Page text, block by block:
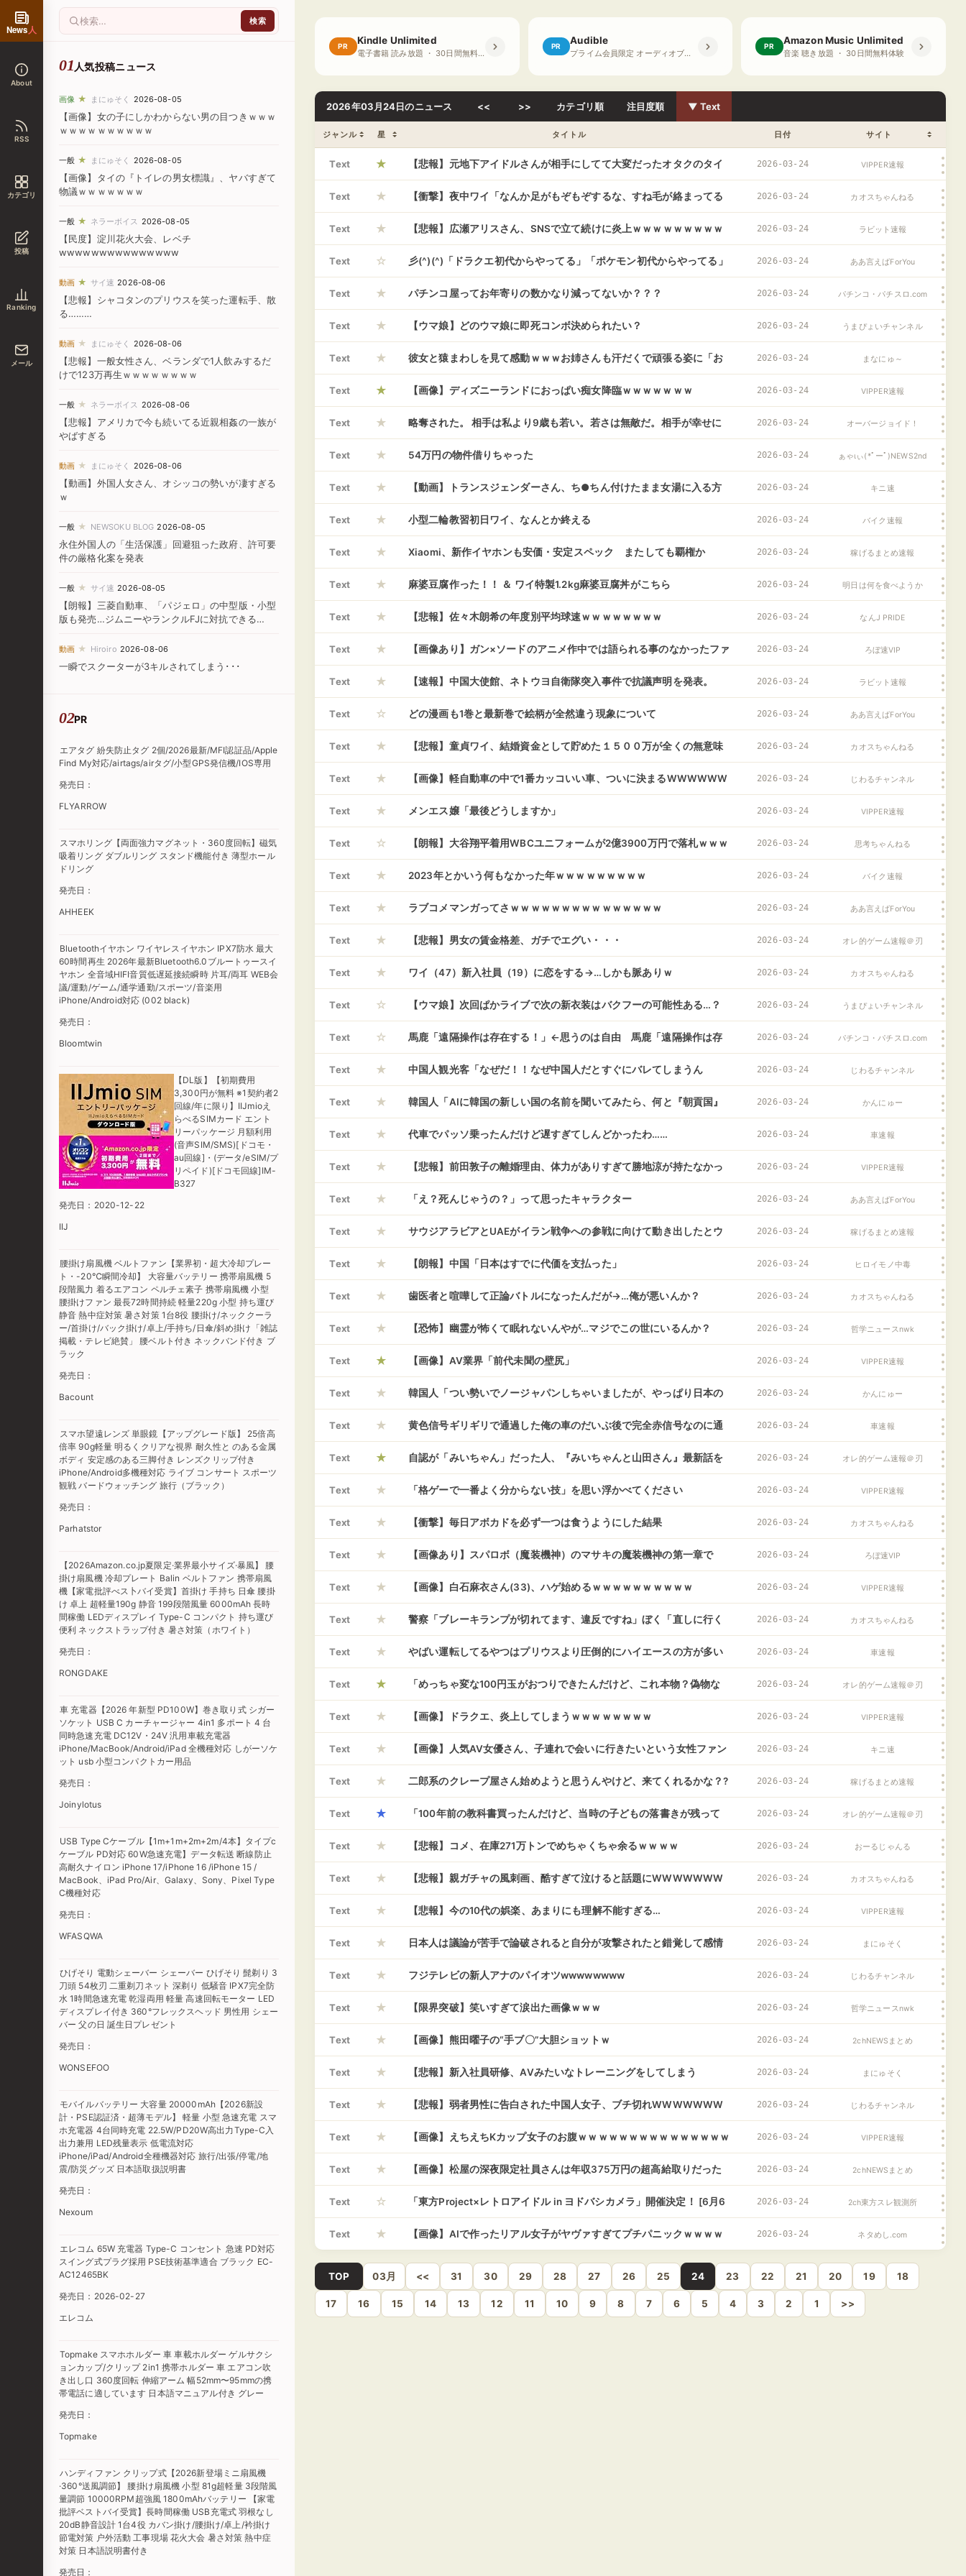
News人
About
RSS
カテゴリ
投稿
Ranking
メール
人気投稿ニュース
画像 ★ まにゅそく 2026-08-05
【画像】女の子にしかわからない男の目つきｗｗｗ
ｗｗｗｗｗｗｗｗｗｗ
一般 ★ まにゅそく 2026-08-05
【画像】タイの『トイレの男女標識』、ヤバすぎて
物議ｗｗｗｗｗｗｗ
一般 ★ ネラーボイス 2026-08-05
【民度】淀川花火大会、レベチ
wwwwwwwwwwwwwww
動画 ★ サイ速 2026-08-06
【悲報】シャコタンのプリウスを笑った運転手、散
る………
動画 ★ まにゅそく 2026-08-06
【悲報】一般女性さん、ベランダで1人飲みするだ
けで123万再生ｗｗｗｗｗｗｗｗ
一般 ★ ネラーボイス 2026-08-06
【悲報】アメリカで今も続いてる近親相姦の一族が
やばすぎる
動画 ★ まにゅそく 2026-08-06
【動画】外国人女さん、オシッコの勢いが凄すぎる
ｗ
一般 ★ NEWSOKU BLOG 2026-08-05
永住外国人の「生活保護」回避狙った政府、許可要
件の厳格化案を発表
一般 ★ サイ速 2026-08-05
【朗報】三菱自動車、「パジェロ」の中型版・小型
版も発売…ジムニーやランクルFJに対抗できる
動画 ★ Hiroiro 2026-08-06
一瞬でスクーターが3キルされてしまう･･･
PR
エアタグ 紛失防止タグ 2個/2026最新/MFI認証品/Apple
Find My対応/airtags/airタグ/小型GPS発信機/IOS専用
発売日：
FLYARROW
スマホリング【両面強力マグネット・360度回転】磁気
吸着リング ダブルリング スタンド機能付き 薄型ホール
ドリング
発売日：
AHHEEK
Bluetoothイヤホン ワイヤレスイヤホン IPX7防水 最大
60時間再生 2026年最新Bluetooth6.0ブルートゥースイ
ヤホン 全音域HIFI音質低遅延接続瞬時 片耳/両耳 WEB会
議/運動/ゲーム/通学通勤/スポーツ/音楽用
iPhone/Android対応 (002 black)
発売日：
Bloomtwin
【DL版】【初期費用
3,300円が無料 ※1契約者2
回線/年に限り】IIJmioえ
らべるSIMカード エント
リーパッケージ 月額利用
(音声SIM/SMS)[ドコモ・
au回線]・(データ/eSIM/プ
リペイド)[ドコモ回線]IM-
B327
発売日：2020-12-22
IIJ
腰掛け扇風機 ベルトファン【業界初・超大冷却プレー
ト・-20℃瞬間冷却】 大容量バッテリー 携帯扇風機 5
段階風力 着るエアコン ペルチェ素子 携帯扇風機 小型
腰掛けファン 最長72時間持続 軽量220g 小型 持ち運び
静音 熱中症対策 暑さ対策 1台8役 腰掛け/ネッククーラ
ー/首掛け/バック掛け/卓上/手持ち/日傘/斜め掛け「雑誌
掲載・テレビ絶賛」 腰ベルト付き ネックバンド付き ブ
ラック
発売日：
Bacount
スマホ望遠レンズ 単眼鏡【アップグレード版】 25倍高
倍率 90g軽量 明るくクリアな視界 耐久性と のある金属
ボディ 安定感のある三脚付き レンズクリップ付き
iPhone/Android多機種対応 ライブ コンサート スポーツ
観戦 バードウォッチング 旅行（ブラック）
発売日：
Parhatstor
【2026Amazon.co.jp夏限定·業界最小サイズ·暴風】 腰
掛け扇風機 冷却プレート Balin ベルトファン 携帯扇風
機【家電批評べス卜バイ受賞】首掛け 手持ち 日傘 腰掛
け 卓上 超軽量190g 静音 199段階風量 6000mAh 長時
間稼働 LEDディスプレイ Type-C コンパクト 持ち運び
便利 ネックストラップ付き 暑さ対策（ホワイト）
発売日：
RONGDAKE
車 充電器【2026 年新型 PD100W】巻き取り式 シガー
ソケット USB C カーチャージャー 4in1 多ポート 4 台
同時急速充電 DC12V・24V 汎用車載充電器
iPhone/MacBook/Android/iPad 全機種対応 しがーソケ
ット usb 小型コンパクトカー用品
発売日：
Joinylotus
USB Type Cケーブル【1m+1m+2m+2m/4本】タイプc
ケーブル PD対応 60W急速充電】データ転送 断線防止
高耐久ナイロン iPhone 17/iPhone 16 /iPhone 15 /
MacBook、iPad Pro/Air、Galaxy、Sony、Pixel Type
C機種対応
発売日：
WFASQWA
ひげそり 電動シェーバー シェーバー ひげそり 髭剃り 3
刀頭 54枚刃 二重剃刀ネット 深剃り 低騒音 IPX7完全防
水 1時間急速充電 乾湿両用 軽量 高速回転モーター LED
ディスプレイ付き 360°フレックスヘッド 男性用 シェー
バー 父の日 誕生日プレゼント
発売日：
WONSEFOO
モバイルバッテリー 大容量 20000mAh【2026新設
計・PSE認証済・超薄モデル】 軽量 小型 急速充電 スマ
ホ充電器 4台同時充電 22.5W/PD20W高出力Type-C入
出力兼用 LED残量表示 低電流対応
iPhone/iPad/Android全種機器対応 旅行/出張/停電/地
震/防災グッズ 日本語取扱説明書
発売日：
Nexoum
エレコム 65W 充電器 Type-C コンセント 急速 PD対応
スイング式プラグ採用 PSE技術基準適合 ブラック EC-
AC12465BK
発売日：2026-02-27
エレコム
Topmake スマホホルダー 車 車載ホルダー ゲルサクシ
ョンカップ/クリップ 2in1 携帯ホルダー 車 エアコン吹
き出し口 360度回転 伸縮アーム 幅52mm〜95mmの携
帯電話に適しています 日本語マニュアル付き グレー
発売日：
Topmake
ハンディファン クリップ式【2026新登場ミニ扇風機
·360°送風調節】 腰掛け扇風機 小型 81g超軽量 3段階風
量調節 10000RPM超強風 1800mAhバッテリー 【家電
批評ベストバイ受賞】長時間稼働 USB充電式 羽根なし
20dB静音設計 1台4役 カバン掛け/腰掛け/卓上/衿掛け
節電対策 户外活動 工事現場 花火大会 暑さ対策 熱中症
対策 日本語説明書付き
発売日：
PR Kindle Unlimited
電子書籍 読み放題 ・ 30日間無料体験
PR Audible
プライム会員限定 オーディオブック ・ 30日間無料体験
PR Amazon Music Unlimited
音楽 聴き放題 ・ 30日間無料体験
2026年03月24日のニュース << >> カテゴリ順 注目度順 ▼ Text
ジャンル 星 タイトル 日付 サイト
Text ★ 【悲報】元地下アイドルさんが相手にしてて大変だったオタクのタイ
プｗｗｗｗｗｗｗｗｗｗ
2026-03-24 VIPPER速報
Text ★ 【衝撃】夜中ワイ「なんか足がもぞもぞするな、すね毛が絡まってる
んか？」ﾌﾄﾝﾒｸﾘｰ→…
2026-03-24 カオスちゃんねる
Text ★ 【悲報】広瀬アリスさん、SNSで立て続けに炎上ｗｗｗｗｗｗｗｗｗ 2026-03-24 ラビット速報
Text ☆ 彡(^)(^)「ドラクエ初代からやってる」「ポケモン初代からやってる」
「モンハン初代からやってる」
2026-03-24 ああ言えばForYou
Text ★ パチンコ屋ってお年寄りの数かなり減ってないか？？？ 2026-03-24 パチンコ・パチスロ.com
Text ★ 【ウマ娘】どのウマ娘に即死コンボ決められたい？ 2026-03-24 うまぴょいチャンネル
Text ★ 彼女と猿まわしを見て感動ｗｗｗお姉さんも汗だくで頑張る姿に「お
気持ち（チップ）」を渡そうとした瞬間、彼女の財布から出てきた金
額に衝撃を受けた
2026-03-24 まなにゅ～
Text ★ 【画像】ディズニーランドにおっぱい痴女降臨ｗｗｗｗｗｗｗ 2026-03-24 VIPPER速報
Text ★ 略奪された。 相手は私より9歳も若い。若さは無敵だ。相手が幸せに
なってくれるならそれでいい、って思ってしまう自分は救いようの無
い馬鹿だよね……..
2026-03-24 オーバージョイド！
Text ★ 54万円の物件借りちゃった 2026-03-24 ぁゃιぃ(*ﾟーﾟ)NEWS2nd
Text ★ 【動画】トランスジェンダーさん、ち●ちん付けたまま女湯に入る方
法公開するｗｗｗｗｗｗｗ
2026-03-24 キニ速
Text ★ 小型二輪教習初日ワイ、なんとか終える 2026-03-24 バイク速報
Text ★ Xiaomi、新作イヤホンも安価・安定スペック またしても覇権か 2026-03-24 稼げるまとめ速報
Text ★ 麻婆豆腐作った！！ ＆ ワイ特製1.2kg麻婆豆腐丼がこちら 2026-03-24 明日は何を食べようか
Text ★ 【悲報】佐々木朗希の年度別平均球速ｗｗｗｗｗｗｗｗ 2026-03-24 なんJ PRIDE
Text ★ 【画像あり】ガン×ソードのアニメ作中では語られる事のなかったファ
サリナの過去や体質に関する♡♡♡過ぎる設定がこちら…
2026-03-24 ろぼ速VIP
Text ★ 【速報】中国大使館、ネトウヨ自衛隊突入事件で抗議声明を発表。 2026-03-24 ラビット速報
Text ☆ どの漫画も1巻と最新巻で絵柄が全然違う現象について 2026-03-24 ああ言えばForYou
Text ★ 【悲報】童貞ワイ、結婚資金として貯めた１５００万が全くの無意味
にｗｗｗｗｗｗ
2026-03-24 カオスちゃんねる
Text ★ 【画像】軽自動車の中で1番カッコいい車、ついに決まるWWWWWW
WWWWWWWW
2026-03-24 じわるチャンネル
Text ★ メンエス嬢「最後どうしますか」 2026-03-24 VIPPER速報
Text ☆ 【朗報】大谷翔平着用WBCユニフォームが2億3900万円で落札ｗｗｗ
ｗｗ
2026-03-24 思考ちゃんねる
Text ★ 2023年とかいう何もなかった年ｗｗｗｗｗｗｗｗｗ 2026-03-24 バイク速報
Text ★ ラブコメマンガってさｗｗｗｗｗｗｗｗｗｗｗｗｗｗｗ 2026-03-24 ああ言えばForYou
Text ★ 【悲報】男女の賃金格差、ガチでエグい・・・ 2026-03-24 オレ的ゲーム速報＠刃
Text ★ ワイ（47）新入社員（19）に恋をする→…しかも脈ありｗ 2026-03-24 カオスちゃんねる
Text ☆ 【ウマ娘】次回ぱかライブで次の新衣装はバクフーの可能性ある…？ 2026-03-24 うまぴょいチャンネル
Text ☆ 馬鹿「遠隔操作は存在する！」←思うのは自由 馬鹿「遠隔操作は存
在する！また負けた！おかしい！」←なんで打つの？？？
2026-03-24 パチンコ・パチスロ.com
Text ★ 中国人観光客「なぜだ！！なぜ中国人だとすぐにバレてしまうん
だ！！」
2026-03-24 じわるチャンネル
Text ★ 韓国人「AIに韓国の新しい国の名前を聞いてみたら、何と『朝貢国』
と答えたんです」
2026-03-24 かんにゅー
Text ★ 代車でパッソ乗ったんだけど遅すぎてしんどかったわ…… 2026-03-24 車速報
Text ★ 【悲報】前田敦子の離婚理由、体力がありすぎて勝地涼が持たなかっ
たからだった
2026-03-24 VIPPER速報
Text ★ 「え？死んじゃうの？」って思ったキャラクター 2026-03-24 ああ言えばForYou
Text ★ サウジアラビアとUAEがイラン戦争への参戦に向けて動き出したとウ
ォール・ストリート・ジャーナルが報じる
2026-03-24 稼げるまとめ速報
Text ★ 【朗報】中国「日本はすでに代価を支払った」 2026-03-24 ヒロイモノ中毒
Text ★ 歯医者と喧嘩して正論バトルになったんだが→…俺が悪いんか？ 2026-03-24 カオスちゃんねる
Text ★ 【恐怖】幽霊が怖くて眠れないんやが…マジでこの世にいるんか？ 2026-03-24 哲学ニュースnwk
Text ★ 【画像】AV業界「前代未聞の壁尻」 2026-03-24 VIPPER速報
Text ★ 韓国人「つい勢いでノージャパンしちゃいましたが、やっぱり日本の
ビールが一番です」
2026-03-24 かんにゅー
Text ★ 黄色信号ギリギリで通過した俺の車のだいぶ後で完全赤信号なのに通
過するアルファード
2026-03-24 車速報
Text ★ 自認が「みいちゃん」だった人、『みいちゃんと山田さん』最新話を
読んでしまった結果・・・
2026-03-24 オレ的ゲーム速報＠刃
Text ★ 「格ゲーで一番よく分からない技」を思い浮かべてください 2026-03-24 VIPPER速報
Text ★ 【衝撃】毎日アボカドを必ず一つは食うようにした結果 2026-03-24 カオスちゃんねる
Text ★ 【画像あり】スパロボ（魔装機神）のマサキの魔装機神の第一章で
ラ・ギアスに召喚されて以降の終わらない戦いの歴史がこちらｗｗｗ
ｗｗｗ
2026-03-24 ろぼ速VIP
Text ★ 【画像】白石麻衣さん(33)、ハゲ始めるｗｗｗｗｗｗｗｗｗｗ 2026-03-24 VIPPER速報
Text ★ 警察「ブレーキランプが切れてます、違反ですね」ぼく「直しに行く
んだ」警察「でも違反ですよね？」→…どっちが正論？
2026-03-24 カオスちゃんねる
Text ★ やばい運転してるやつはプリウスより圧倒的にハイエースの方が多い 2026-03-24 車速報
Text ★ 「めっちゃ変な100円玉がおつりできたんだけど、これ本物？偽物な
らまずいよね？」→その正体がこちら…
2026-03-24 オレ的ゲーム速報＠刃
Text ★ 【画像】ドラクエ、炎上してしまうｗｗｗｗｗｗｗｗ 2026-03-24 VIPPER速報
Text ★ 【画像】人気AV女優さん、子連れで会いに行きたいという女性ファン
に神回答ｗｗｗｗｗ
2026-03-24 キニ速
Text ★ 二郎系のクレープ屋さん始めようと思うんやけど、来てくれるかな？? 2026-03-24 稼げるまとめ速報
Text ★ 「100年前の教科書買ったんだけど、当時の子どもの落書きが残って
た」→めちゃくちゃ上手いんだけどｗｗｗｗ
2026-03-24 オレ的ゲーム速報＠刃
Text ★ 【悲報】コメ、在庫271万トンでめちゃくちゃ余るｗｗｗｗ 2026-03-24 おーるじゃんる
Text ★ 【悲報】親ガチャの風刺画、酷すぎて泣けると話題にWWWWWWW
WWWWWWWWWWWWWWWWWWWWWWWWWWWWWWW
WWWWWWW
2026-03-24 カオスちゃんねる
Text ★ 【悲報】今の10代の娯楽、あまりにも理解不能すぎる… 2026-03-24 VIPPER速報
Text ★ 日本人は議論が苦手で論破されると自分が攻撃されたと錯覚して感情
的に反論し続けるそうだが
2026-03-24 まにゅそく
Text ★ フジテレビの新人アナのパイオツwwwwwwww 2026-03-24 じわるチャンネル
Text ★ 【限界突破】笑いすぎて涙出た画像ｗｗｗ 2026-03-24 哲学ニュースnwk
Text ★ 【画像】熊田曜子の“手ブ〇”大胆ショットｗ 2026-03-24 2chNEWSまとめ
Text ★ 【悲報】新入社員研修、AVみたいなトレーニングをしてしまう 2026-03-24 まにゅそく
Text ★ 【悲報】弱者男性に告白された中国人女子、ブチ切れWWWWWWW
WWWWWWWWWWWWWWWWWWWWWWWW
2026-03-24 じわるチャンネル
Text ★ 【画像】えちえちKカップ女子のお腹ｗｗｗｗｗｗｗｗｗｗｗｗｗｗｗ
ｗｗｗｗｗｗｗｗｗｗｗｗｗｗｗｗｗｗｗｗｗ
2026-03-24 VIPPER速報
Text ★ 【画像】松屋の深夜限定社員さんは年収375万円の超高給取りだった
ｗｗｗｗ
2026-03-24 2chNEWSまとめ
Text ☆ 「東方Project×レトロアイドル in ヨドバシカメラ」開催決定！ [6月6
日(土)～6月21日(日)]
2026-03-24 2ch東方スレ観測所
Text ★ 【画像】AIで作ったリアル女子がヤヴァすぎてプチパニックｗｗｗｗ
ｗ
2026-03-24 ネタめし.com
TOP 03月 << 31 30 29 28 27 26 25 24 23 22 21 20 19 18
17 16 15 14 13 12 11 10 9 8 7 6 5 4 3 2 1 >>